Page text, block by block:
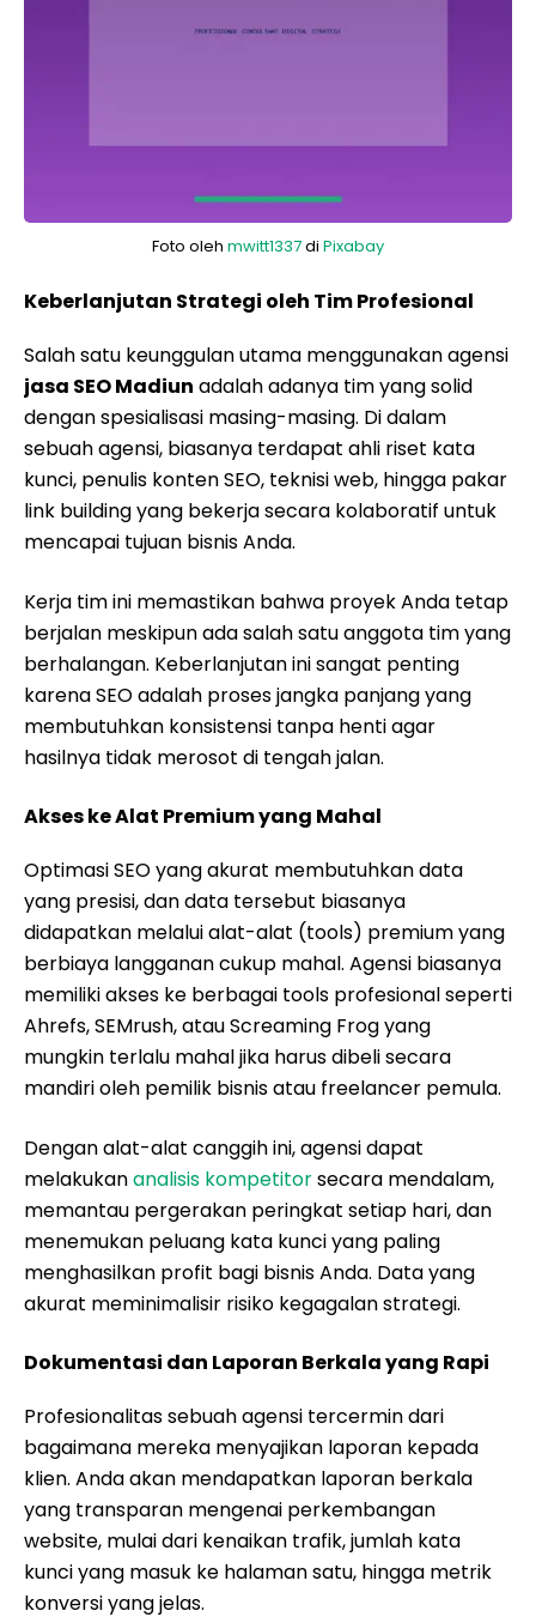
Foto oleh mwitt1337di Pixabay
Keberlanjutan Strategi oleh Tim Profesional
Salah satu keunggulan utama menggunakan agensi
jasa SEO Madiun adalah adanya tim yang solid
dengan spesialisasi masing-masing. Di dalam
sebuah agensi, biasanya terdapat ahli riset kata
kunci, penulis konten SEO, teknisi web, hingga pakar
link building yang bekerja secara kolaboratif untuk
mencapai tujuan bisnis Anda.
Kerja tim ini memastikan bahwa proyek Anda tetap
berjalan meskipun ada salah satu anggota tim yang
berhalangan. Keberlanjutan ini sangat penting
karena SEO adalah proses jangka panjang yang
membutuhkan konsistensi tanpa henti agar
hasilnya tidak merosot di tengah jalan.
Akses ke Alat Premium yang Mahal
Optimasi SEO yang akurat membutuhkan data
yang presisi, dan data tersebut biasanya
didapatkan melalui alat-alat (tools) premium yang
berbiaya langganan cukup mahal. Agensi biasanya
memiliki akses ke berbagai tools profesional seperti
Ahrefs, SEMrush, atau Screaming Frog yang
mungkin terlalu mahal jika harus dibeli secara
mandiri oleh pemilik bisnis atau freelancer pemula.
Dengan alat-alat canggih ini, agensi dapat
melakukananalisis kompetitorsecara mendalam,
memantau pergerakan peringkat setiap hari, dan
menemukan peluang kata kunci yang paling
menghasilkan profit bagi bisnis Anda. Data yang
akurat meminimalisir risiko kegagalan strategi.
Dokumentasi dan Laporan Berkala yang Rapi
Profesionalitas sebuah agensi tercermin dari
bagaimana mereka menyajikan laporan kepada
klien. Anda akan mendapatkan laporan berkala
yang transparan mengenai perkembangan
website, mulai dari kenaikan trafik, jumlah kata
kunci yang masuk ke halaman satu, hingga metrik
konversi yang jelas.